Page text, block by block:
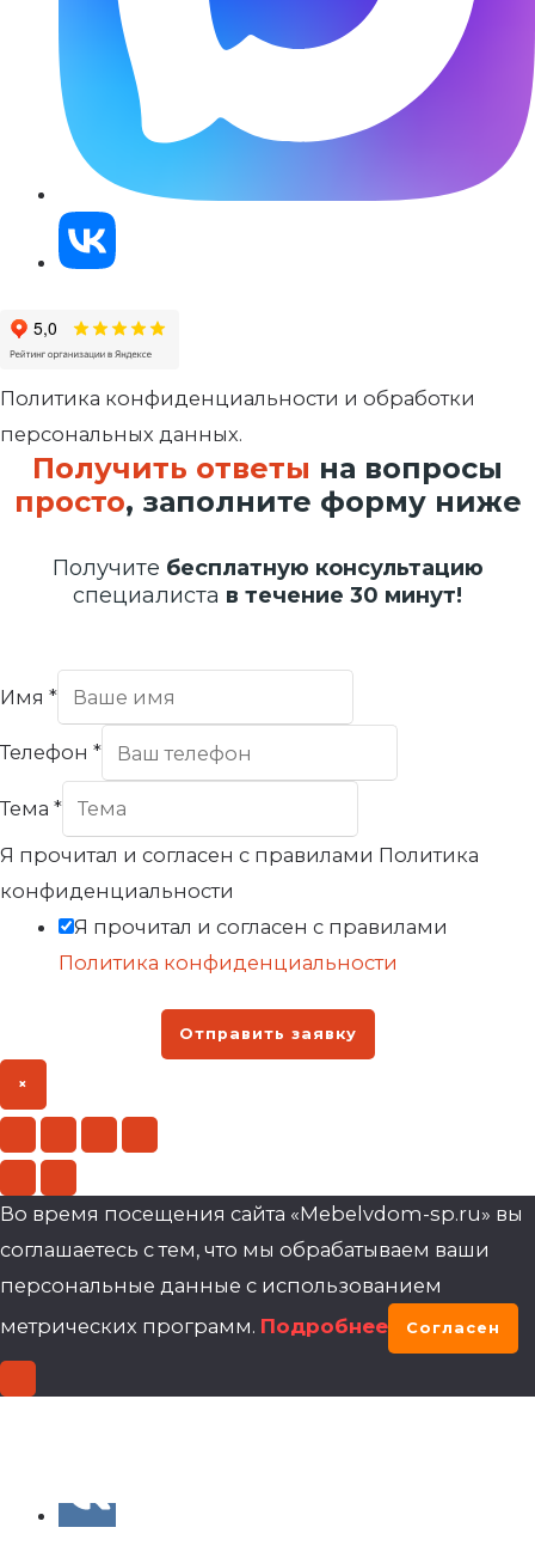
Политика конфиденциальности и обработки
персональных данных.
Получить ответы на вопросы
просто, заполните форму ниже
Получите бесплатную консультацию
специалиста в течение 30 минут!
Имя *
Телефон *
Тема *
Я прочитал и согласен с правилами Политика
конфиденциальности
Я прочитал и согласен с правилами
Политика конфиденциальности
Отправить заявку
×
Во время посещения сайта «Mebelvdom-sp.ru» вы
соглашаетесь с тем, что мы обрабатываем ваши
персональные данные с использованием
метрических программ. Подробнее Согласен